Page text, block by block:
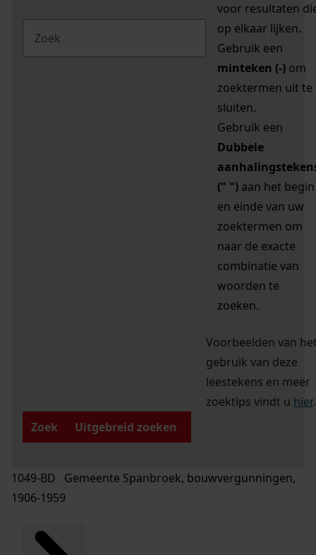
voor resultaten
op elkaar lijken.
Gebruik een
minteken (-) om
zoektermen uit te
sluiten.
Gebruik een
Dubbele
(" ") aan het begin
en einde van uw
zoektermen om
naar de exacte
combinatie van
woorden te
zoeken.
Voorbeelden van
gebruik van deze
leestekens en meer
zoektips vindt u hier.
Zoek
Uitgebreid zoeken
1049-BD Gemeente Spanbroek, bouwvergunningen,
1906-1959